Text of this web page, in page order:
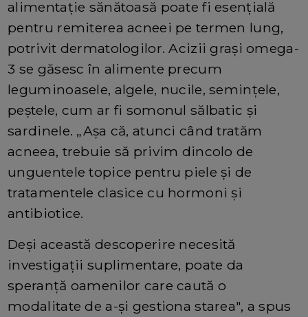
alimentație sănătoasă poate fi esențială
pentru remiterea acneei pe termen lung,
potrivit dermatologilor. Acizii grași omega-
3 se găsesc în alimente precum
leguminoasele, algele, nucile, semințele,
peștele, cum ar fi somonul sălbatic și
sardinele. „Așa că, atunci când tratăm
acneea, trebuie să privim dincolo de
unguentele topice pentru piele și de
tratamentele clasice cu hormoni și
antibiotice.
Deși această descoperire necesită
investigații suplimentare, poate da
speranță oamenilor care caută o
modalitate de a-și gestiona starea", a spus